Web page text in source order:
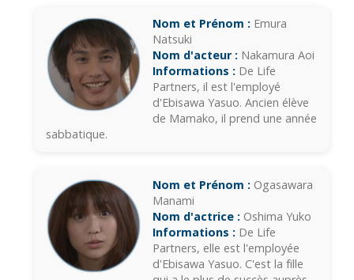
Nom et Prénom : Emura
Natsuki
Nom d'acteur : Nakamura Aoi
Informations : De Life
Partners, il est l'employé
d'Ebisawa Yasuo. Ancien élève
de Mamako, il prend une année
sabbatique.
Nom et Prénom : Ogasawara
Manami
Nom d'actrice : Oshima Yuko
Informations : De Life
Partners, elle est l'employée
d'Ebisawa Yasuo. C'est la fille